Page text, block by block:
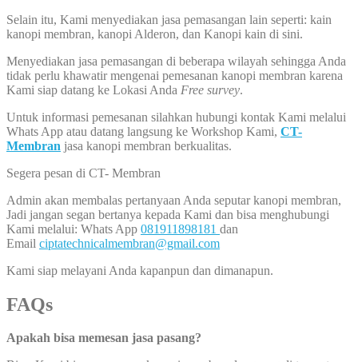
Selain itu, Kami menyediakan jasa pemasangan lain seperti: kain
kanopi membran, kanopi Alderon, dan Kanopi kain di sini.
Menyediakan jasa pemasangan di beberapa wilayah sehingga Anda
tidak perlu khawatir mengenai pemesanan kanopi membran karena
Kami siap datang ke Lokasi Anda Free survey.
Untuk informasi pemesanan silahkan hubungi kontak Kami melalui
Whats App atau datang langsung ke Workshop Kami, CT-
Membran jasa kanopi membran berkualitas.
Segera pesan di CT- Membran
Admin akan membalas pertanyaan Anda seputar kanopi membran,
Jadi jangan segan bertanya kepada Kami dan bisa menghubungi
Kami melalui: Whats App 081911898181 dan
Email ciptatechnicalmembran@gmail.com
Kami siap melayani Anda kapanpun dan dimanapun.
FAQs
Apakah bisa memesan jasa pasang?